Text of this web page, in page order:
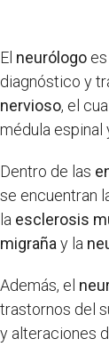
El neurólogo
diagnóstico y
nervioso, el
médula espinal
Dentro de las
se encuentran
la esclerosis
migraña y la
Además, el
trastornos del
y alteraciones